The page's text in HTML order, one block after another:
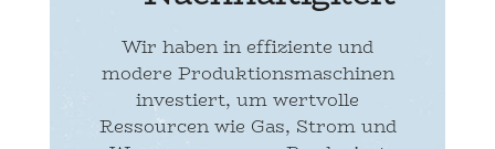
Wir haben in effiziente und
modere Produktionsmaschinen
investiert, um wertvolle
Ressourcen wie Gas, Strom und